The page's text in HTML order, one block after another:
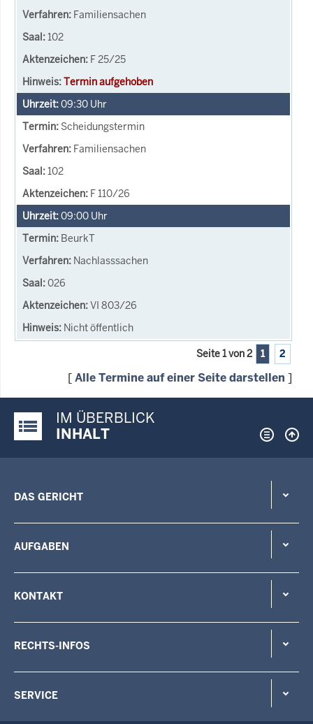
Familiensachen
102
F 25/25
Termin aufgehoben
09:30 Uhr
Scheidungstermin
Familiensachen
102
F 110/26
09:00 Uhr
BeurkT
Nachlasssachen
026
VI 803/26
Nicht öffentlich
Seite 1 von 2 1 2
[Alle Termine auf einer Seite darstellen ]
Justiz-Portal im Überblick:
IM ÜBERBLICK
INHALT
DAS GERICHT
AUFGABEN
KONTAKT
RECHTS-INFOS
SERVICE